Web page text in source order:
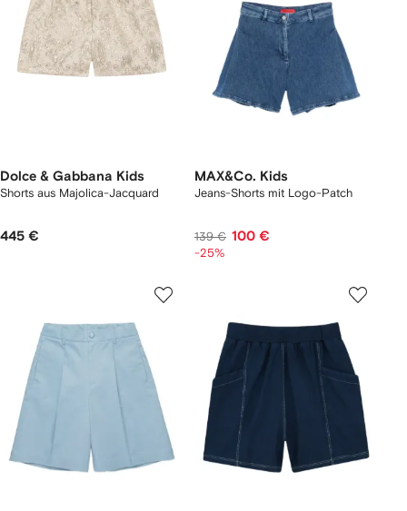
Dolce & Gabbana Kids
Shorts aus Majolica-Jacquard
445 €
MAX&Co. Kids
Jeans-Shorts mit Logo-Patch
139 € 100 €
-25%